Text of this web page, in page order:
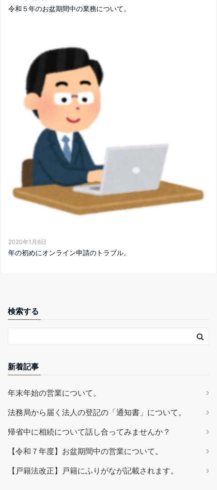
令和５年のお盆期間中の業務について。
2020年1月6日
年の初めにオンライン申請のトラブル。
検索する
新着記事
年末年始の営業について。
法務局から届く法人の登記の「通知書」について。
帰省中に相続について話し合ってみませんか？
【令和７年度】お盆期間中の営業について。
【戸籍法改正】戸籍にふりがなが記載されます。